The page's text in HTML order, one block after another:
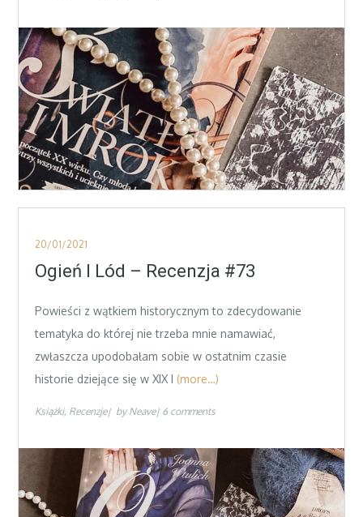
Posted
on
20/01/2021
Ogień I Lód – Recenzja #73
Powieści z wątkiem historycznym to zdecydowanie
tematyka do której nie trzeba mnie namawiać,
zwłaszcza upodobałam sobie w ostatnim czasie
historie dziejące się w XIX I (more…)
Książki Recenzje by Neave 6 comments